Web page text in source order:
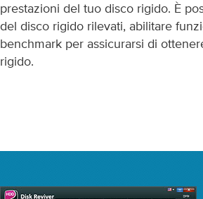
prestazioni del tuo disco rigido. È
del disco rigido rilevati, abilitare
benchmark per assicurarsi di
rigido.